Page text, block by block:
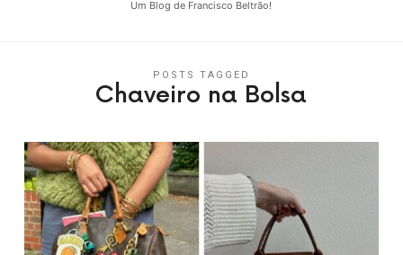
Um Blog de Francisco Beltrão!
POSTS TAGGED
Chaveiro na Bolsa